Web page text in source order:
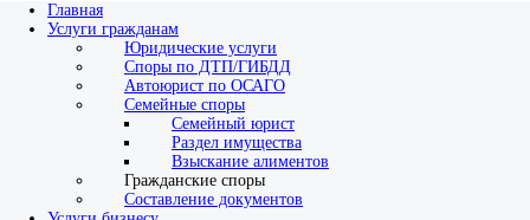
Главная
Услуги гражданам
Юридические услуги
Споры по ДТП/ГИБДД
Автоюрист по ОСАГО
Семейные споры
Семейный юрист
Раздел имущества
Взыскание алиментов
Гражданские споры
Составление документов